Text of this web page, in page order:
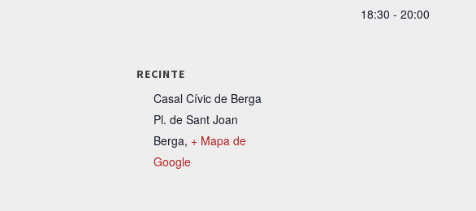
18:30 - 20:00
RECINTE
Casal Cívic de Berga
Pl. de Sant Joan
Berga, + Mapa de
Google